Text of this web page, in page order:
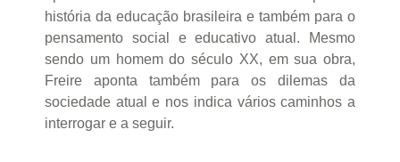
história da educação brasileira e também para o
pensamento social e educativo atual. Mesmo
sendo um homem do século XX, em sua obra,
Freire aponta também para os dilemas da
sociedade atual e nos indica vários caminhos a
interrogar e a seguir.